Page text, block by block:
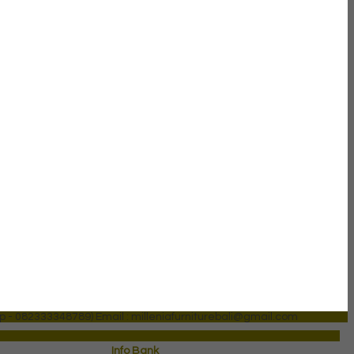
- 082333348789) Email : milleniafurniturebali@gmail.com
Info Bank